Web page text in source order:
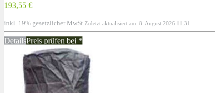
193,55 €
inkl. 19% gesetzlicher MwSt. Zuletzt aktualisiert am: 8. August 2026 11:31
DetailsPreis prüfen bei *